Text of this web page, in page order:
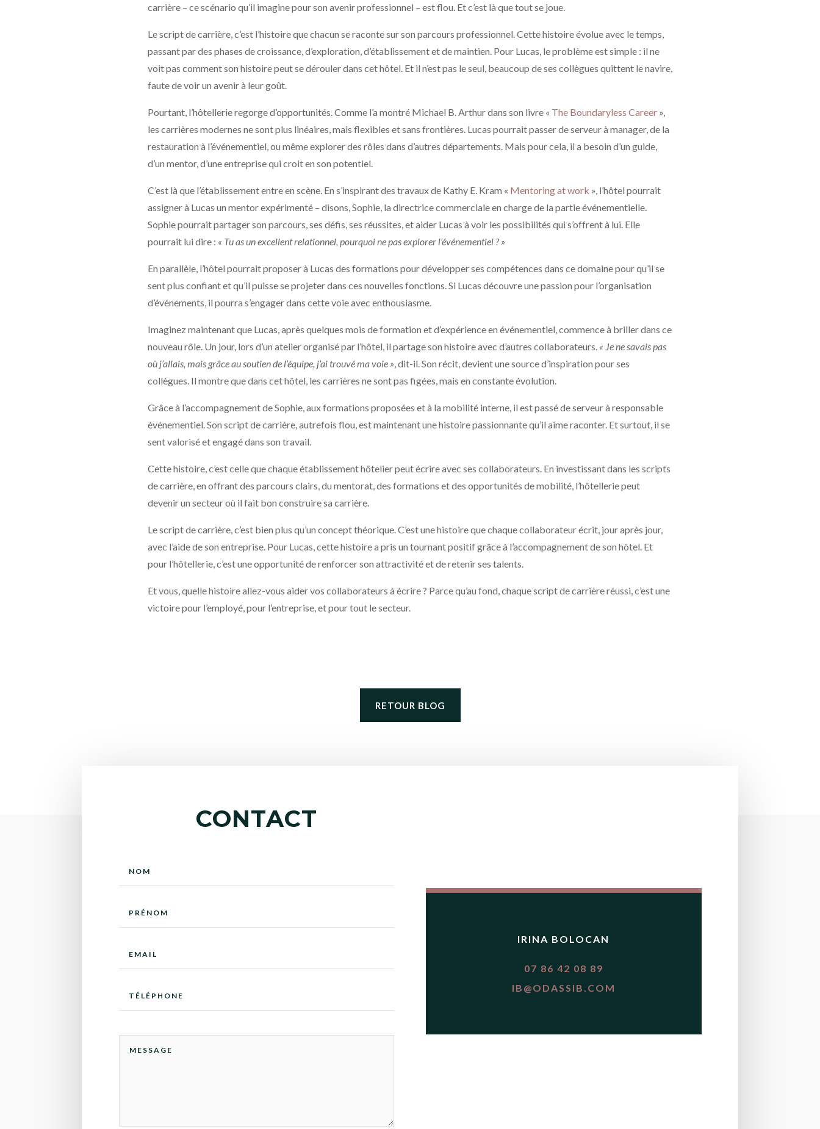
carrière – ce scénario qu’il imagine pour son avenir professionnel – est flou. Et c’est là que tout se joue.
Le script de carrière, c’est l’histoire que chacun se raconte sur son parcours professionnel. Cette histoire évolue avec le temps,
passant par des phases de croissance, d’exploration, d’établissement et de maintien. Pour Lucas, le problème est simple : il ne
voit pas comment son histoire peut se dérouler dans cet hôtel. Et il n’est pas le seul, beaucoup de ses collègues quittent le navire,
faute de voir un avenir à leur goût.
Pourtant, l’hôtellerie regorge d’opportunités. Comme l’a montré Michael B. Arthur dans son livre « The Boundaryless Career»,
les carrières modernes ne sont plus linéaires, mais flexibles et sans frontières. Lucas pourrait passer de serveur à manager, de la
restauration à l’événementiel, ou même explorer des rôles dans d’autres départements. Mais pour cela, il a besoin d’un guide,
d’un mentor, d’une entreprise qui croit en son potentiel.
C’est là que l’établissement entre en scène. En s’inspirant des travaux de Kathy E. Kram « Mentoring at work », l’hôtel pourrait
assigner à Lucas un mentor expérimenté – disons, Sophie, la directrice commerciale en charge de la partie événementielle.
Sophie pourrait partager son parcours, ses défis, ses réussites, et aider Lucas à voir les possibilités qui s’offrent à lui. Elle
pourrait lui dire : « Tu as un excellent relationnel, pourquoi ne pas explorer l’événementiel ? »
En parallèle, l’hôtel pourrait proposer à Lucas des formations pour développer ses compétences dans ce domaine pour qu’il se
sent plus confiant et qu’il puisse se projeter dans ces nouvelles fonctions. Si Lucas découvre une passion pour l’organisation
d’événements, il pourra s’engager dans cette voie avec enthousiasme.
Imaginez maintenant que Lucas, après quelques mois de formation et d’expérience en événementiel, commence à briller dans ce
nouveau rôle. Un jour, lors d’un atelier organisé par l’hôtel, il partage son histoire avec d’autres collaborateurs. « Je ne savais pas
où j’allais, mais grâce au soutien de l’équipe, j’ai trouvé ma voie », dit-il. Son récit, devient une source d’inspiration pour ses
collègues. Il montre que dans cet hôtel, les carrières ne sont pas figées, mais en constante évolution.
Grâce à l’accompagnement de Sophie, aux formations proposées et à la mobilité interne, il est passé de serveur à responsable
événementiel. Son script de carrière, autrefois flou, est maintenant une histoire passionnante qu’il aime raconter. Et surtout, il se
sent valorisé et engagé dans son travail.
Cette histoire, c’est celle que chaque établissement hôtelier peut écrire avec ses collaborateurs. En investissant dans les scripts
de carrière, en offrant des parcours clairs, du mentorat, des formations et des opportunités de mobilité, l’hôtellerie peut
devenir un secteur où il fait bon construire sa carrière.
Le script de carrière, c’est bien plus qu’un concept théorique. C’est une histoire que chaque collaborateur écrit, jour après jour,
avec l’aide de son entreprise. Pour Lucas, cette histoire a pris un tournant positif grâce à l’accompagnement de son hôtel. Et
pour l’hôtellerie, c’est une opportunité de renforcer son attractivité et de retenir ses talents.
Et vous, quelle histoire allez-vous aider vos collaborateurs à écrire ? Parce qu’au fond, chaque script de carrière réussi, c’est une
victoire pour l’employé, pour l’entreprise, et pour tout le secteur.
RETOUR BLOG
CONTACT
IRINA BOLOCAN
07 86 42 08 89
IB@ODASSIB.COM